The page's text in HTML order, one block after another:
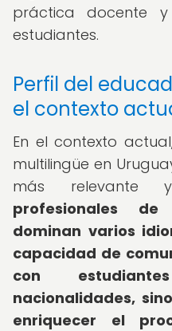
práctica docente
estudiantes.
Perfil del
el contexto
En el contexto
multilingüe en
más relevante
profesionales
dominan varios
capacidad de
con
nacionalidades,
enriquecer el